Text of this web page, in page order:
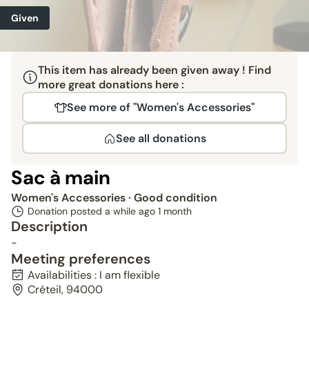
Given
This item has already been given away ! Find
more great donations here :
See more of "Women's Accessories"
See all donations
Sac à main
Women's Accessories· Good condition
Donation posted a while ago 1 month
Description
-
Meeting preferences
Availabilities : I am flexible
Créteil, 94000